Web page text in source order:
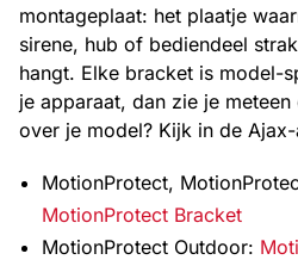
montageplaat: het plaatje
sirene, hub of bediendeel
hangt. Elke bracket is model-
je apparaat, dan zie je
over je model? Kijk in de
MotionProtect,
MotionProtect Bracket
MotionProtect Outdoor: